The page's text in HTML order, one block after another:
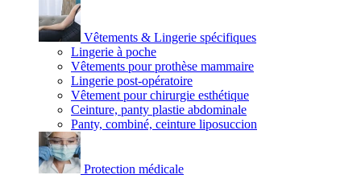
Vêtements & Lingerie spécifiques
Lingerie à poche
Vêtements pour prothèse mammaire
Lingerie post-opératoire
Vêtement pour chirurgie esthétique
Ceinture, panty plastie abdominale
Panty, combiné, ceinture liposuccion
Protection médicale